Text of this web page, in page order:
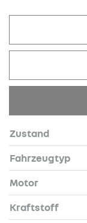
Zustand
Fahrzeugtyp
Motor
Kraftstoff